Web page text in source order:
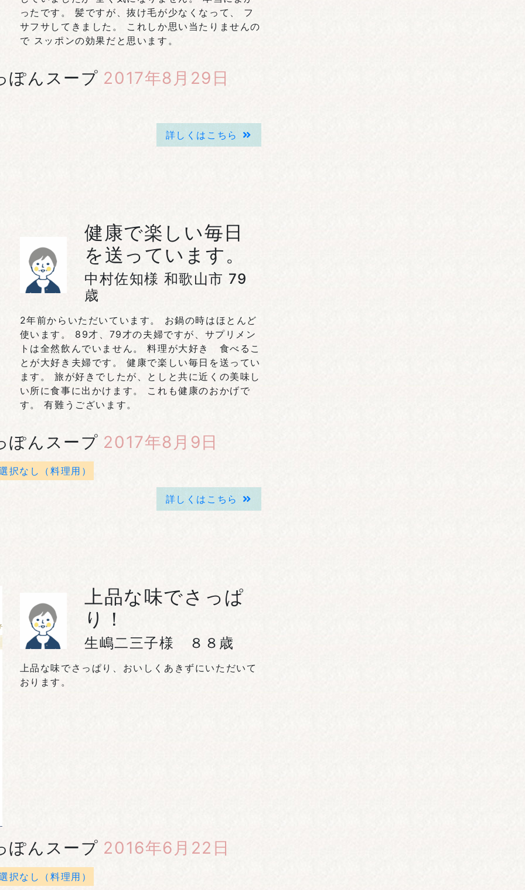
ったです。 髪ですが、抜け毛が少なくなって、 フ
サフサしてきました。 これしか思い当たりませんの
で スッポンの効果だと思います。
ぽんスープ 2017年8月29日
詳しくはこちら
健康で楽しい毎日
を送っています。
中村佐知様 和歌山市 79
歳
2年前からいただいています。 お鍋の時はほとんど
使います。 89才、79才の夫婦ですが、サプリメン
トは全然飲んでいません。 料理が大好き 食べるこ
とが大好き夫婦です。 健康で楽しい毎日を送ってい
ます。 旅が好きでしたが、としと共に近くの美味し
い所に食事に出かけます。 これも健康のおかげで
す。 有難うございます。
ぽんスープ 2017年8月9日
択なし（料理用）
詳しくはこちら
上品な味でさっぱ
り！
生嶋二三子様 ８８歳
上品な味でさっぱり、おいしくあきずにいただいて
おります。
ぽんスープ 2016年6月22日
択なし（料理用）